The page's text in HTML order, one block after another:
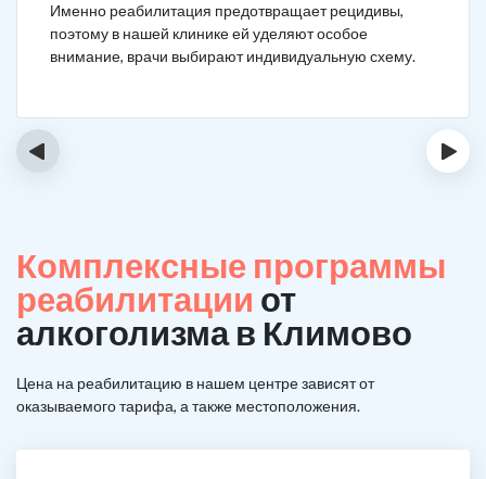
Именно реабилитация предотвращает рецидивы,
поэтому в нашей клинике ей уделяют особое
внимание, врачи выбирают индивидуальную схему.
‹ ›
Комплексные программы
реабилитации от
алкоголизма в Климово
Цена на реабилитацию в нашем центре зависят от
оказываемого тарифа, а также местоположения.